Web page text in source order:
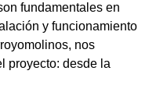
fundamentales en
y funcionamiento
nos
proyecto: desde la